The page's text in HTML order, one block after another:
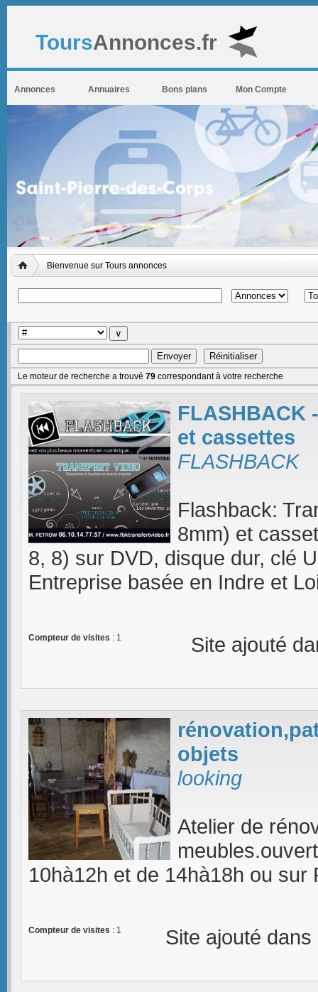
ToursAnnonces.fr
Annonces Annuaires Bons plans Mon Compte
Bienvenue sur Tours annonces
Le moteur de recherche a trouvé 79 correspondant à votre recherche
FLASHBACK
et cassettes
FLASHBACK
Flashback:
8mm) et
8, 8) sur DVD, disque dur, clé
Entreprise basée en Indre et
Compteur de visites : 1 Site ajouté
objets
looking
Atelier de
10hà12h et de 14hà18h ou sur
Compteur de visites : 1 Site ajouté